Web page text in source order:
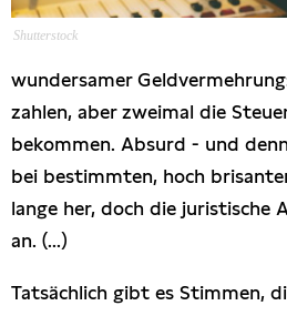
Anfragen (Archivseite)
Shutterstock
wundersamer
zahlen, aber zweimal die
bekommen. Absurd - und
bei bestimmten, hoch
lange her, doch die juristische
an. (...)
Tatsächlich gibt es Stimmen,